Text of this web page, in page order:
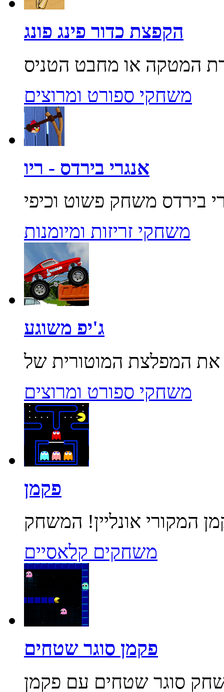
הקפצת כדור פינג פונג
משחקי ספורט ומרוצים
אנגרי בירדס - ריו
משחקי זריזות ומיומנות
ג'יפ משוגע
משחקי ספורט ומרוצים
פקמן
משחקים קלאסיים
פקמן סוגר שטחים